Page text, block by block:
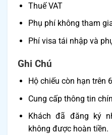
Thuế VAT
Phụ phí không tham
Phí visa tái nhập và
Ghi Chú
Hộ chiếu còn hạn trên
Cung cấp thông tin
Khách đã đăng ký
không được hoàn tiền.